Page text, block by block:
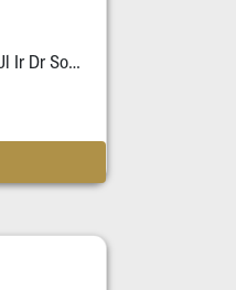
Ruko Central Business Park Kav ** Jl Ir Dr Soekarno / Merr Ii C Surabaya *****